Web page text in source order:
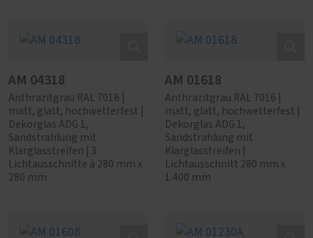
AM 04318
Anthrazitgrau RAL 7016 |
matt, glatt, hochwetterfest |
Dekorglas ADG 1,
Sandstrahlung mit
Klarglasstreifen | 3
Lichtausschnitte à 280 mm x
280 mm
AM 01618
Anthrazitgrau RAL 7016 |
matt, glatt, hochwetterfest |
Dekorglas ADG 1,
Sandstrahlung mit
Klarglasstreifen |
Lichtausschnitt 280 mm x
1.400 mm